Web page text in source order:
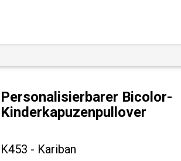
Personalisierbarer Bicolor-
Kinderkapuzenpullover
K453 - Kariban